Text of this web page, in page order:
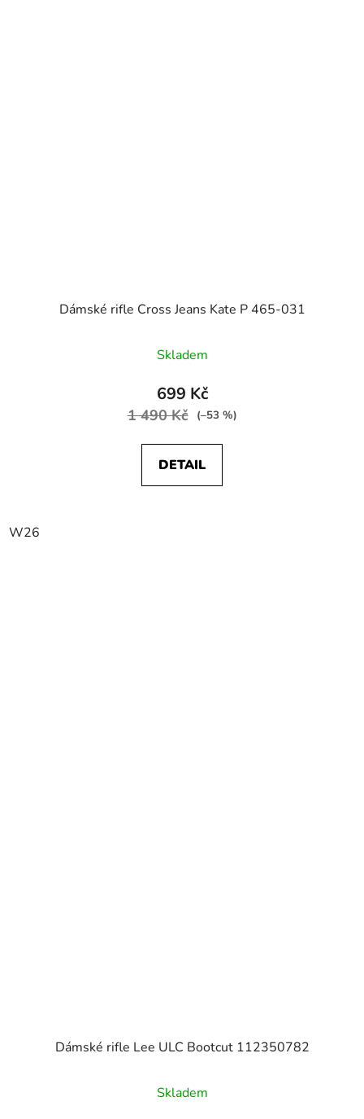
Dámské rifle Cross Jeans Kate P 465-031
Skladem
699 Kč
1 490 Kč (–53 %)
DETAIL
W26
Dámské rifle Lee ULC Bootcut 112350782
Skladem